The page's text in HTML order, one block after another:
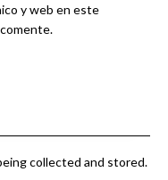
y web en este
collected and stored.